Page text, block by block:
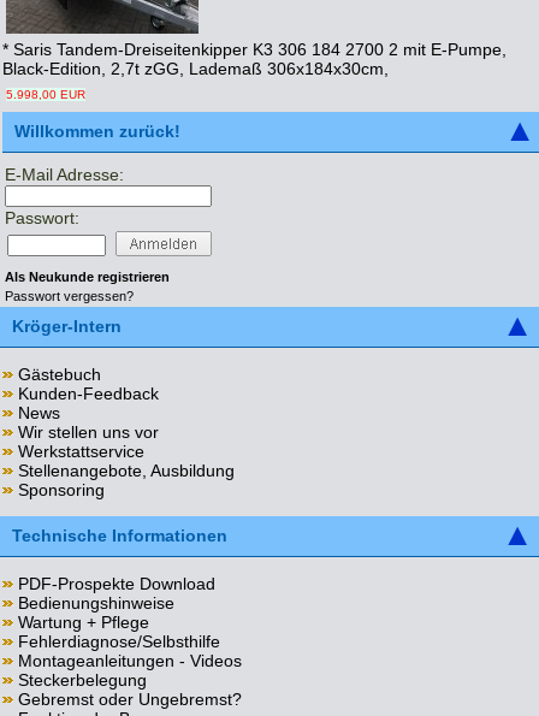
* Saris Tandem-Dreiseitenkipper K3 306 184 2700 2 mit E-Pumpe,
Black-Edition, 2,7t zGG, Lademaß 306x184x30cm,
5.998,00 EUR
Willkommen zurück!
E-Mail Adresse:
Passwort:
Als Neukunde registrieren
Passwort vergessen?
Kröger-Intern
Gästebuch
Kunden-Feedback
News
Wir stellen uns vor
Werkstattservice
Stellenangebote, Ausbildung
Sponsoring
Technische Informationen
PDF-Prospekte Download
Bedienungshinweise
Wartung + Pflege
Fehlerdiagnose/Selbsthilfe
Montageanleitungen - Videos
Steckerbelegung
Gebremst oder Ungebremst?